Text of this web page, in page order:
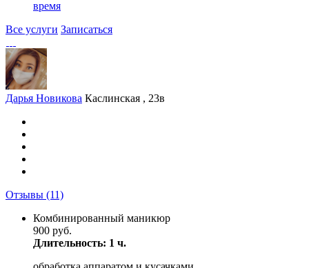
время
Все услуги Записаться
Дарья Новикова Каслинская , 23в
Отзывы (11)
Комбинированный маникюр
900 руб.
Длительность: 1 ч.